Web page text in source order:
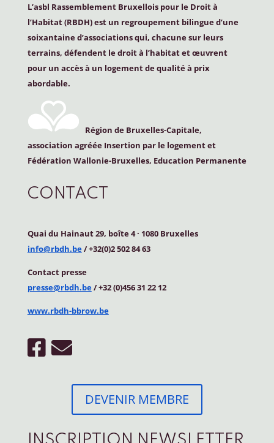
L’asbl Rassemblement Bruxellois pour le Droit à
l’Habitat (RBDH) est un regroupement bilingue d’une
soixantaine d’associations qui, chacune sur leurs
terrains, défendent le droit à l’habitat et œuvrent
pour un accès à un logement de qualité à prix
abordable.
Région de Bruxelles-Capitale,
association agréée Insertion par le logement et
Fédération Wallonie-Bruxelles, Education Permanente
CONTACT
Quai du Hainaut 29, boîte 4· 1080 Bruxelles
info@rbdh.be/ +32(0)2 502 84 63
Contact presse
presse@rbdh.be/ +32 (0)456 31 22 12
www.rbdh-bbrow.be
DEVENIR MEMBRE